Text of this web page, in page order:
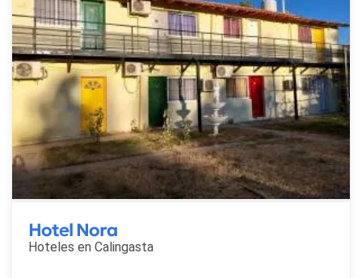
Hotel Nora
Hoteles en Calingasta